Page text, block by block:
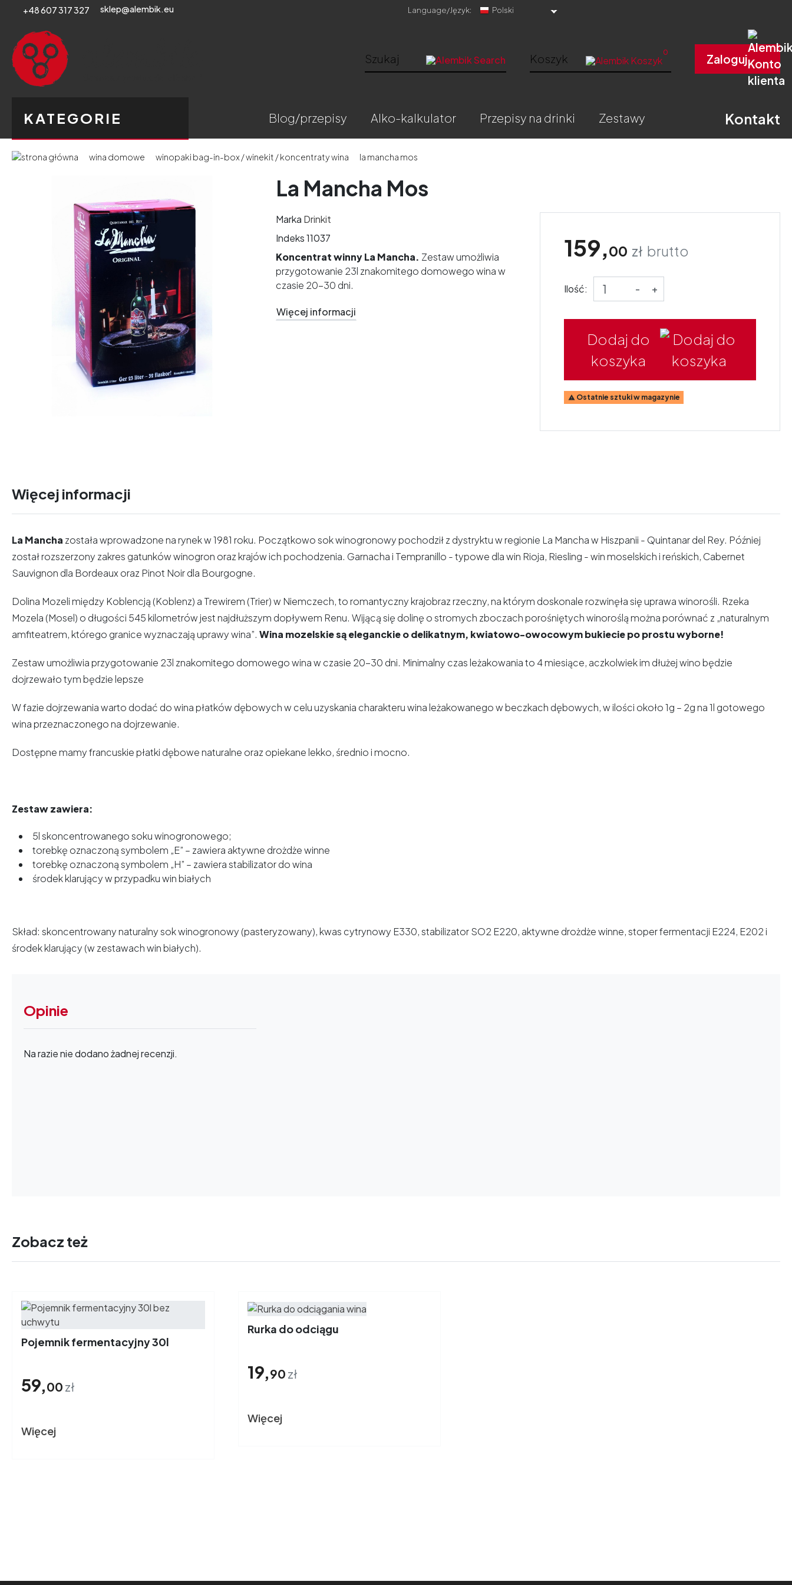
+48 607 317 327 sklep@alembik.eu Language/Język: Polski
Koszyk 0 Zaloguj
KATEGORIE blog/przepisy alko-kalkulator przepisy na drinki zestawy Kontakt
wina domowe winopaki bag-in-box / winekit / koncentraty wina la mancha mos
La Mancha Mos
Marka Drinkit
Indeks11037
Koncentrat winny La Mancha. Zestaw umożliwia
przygotowanie 23l znakomitego domowego wina w
czasie 20-30 dni.
Więcej informacji
159,00 zł brutto
Ilość: - +
Dodaj do
koszyka
 Ostatnie sztuki w magazynie
Więcej informacji
La Mancha została wprowadzone na rynek w 1981 roku. Początkowo sok winogronowy pochodził z dystryktu w regionie La Mancha w Hiszpanii - Quintanar del Rey. Później
został rozszerzony zakres gatunków winogron oraz krajów ich pochodzenia. Garnacha i Tempranillo - typowe dla win Rioja, Riesling - win moselskich i reńskich, Cabernet
Sauvignon dla Bordeaux oraz Pinot Noir dla Bourgogne.
Dolina Mozeli między Koblencją (Koblenz) a Trewirem (Trier) w Niemczech, to romantyczny krajobraz rzeczny, na którym doskonale rozwinęła się uprawa winorośli. Rzeka
Mozela (Mosel) o długości 545 kilometrów jest najdłuższym dopływem Renu. Wijącą się dolinę o stromych zboczach porośniętych winoroślą można porównać z „naturalnym
amfiteatrem, którego granice wyznaczają uprawy wina”. Wina mozelskie są eleganckie o delikatnym, kwiatowo-owocowym bukiecie po prostu wyborne!
Zestaw umożliwia przygotowanie 23l znakomitego domowego wina w czasie 20-30 dni. Minimalny czas leżakowania to 4 miesiące, aczkolwiek im dłużej wino będzie
dojrzewało tym będzie lepsze
W fazie dojrzewania warto dodać do wina płatków dębowych w celu uzyskania charakteru wina leżakowanego w beczkach dębowych, w ilości około 1g – 2g na 1l gotowego
wina przeznaczonego na dojrzewanie.
Dostępne mamy francuskie płatki dębowe naturalne oraz opiekane lekko, średnio i mocno.
Zestaw zawiera:
5l skoncentrowanego soku winogronowego;
torebkę oznaczoną symbolem „E” – zawiera aktywne drożdże winne
torebkę oznaczoną symbolem „H” – zawiera stabilizator do wina
środek klarujący w przypadku win białych
Skład: skoncentrowany naturalny sok winogronowy (pasteryzowany), kwas cytrynowy E330, stabilizator SO2 E220, aktywne drożdże winne, stoper fermentacji E224, E202 i
środek klarujący (w zestawach win białych).
Opinie
Na razie nie dodano żadnej recenzji.
Zobacz też
Pojemnik fermentacyjny 30l
59,00 zł
Więcej
Rurka do odciągu
19,90 zł
Więcej